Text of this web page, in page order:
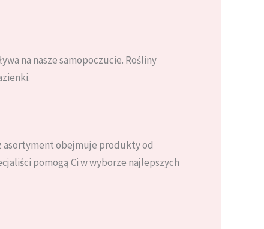
na nasze samopoczucie. Rośliny
asortyment obejmuje produkty od
pomogą Ci w wyborze najlepszych